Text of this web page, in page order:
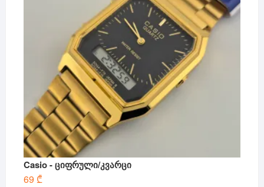
Casio - ციფრული/კვარცი
69 ₾